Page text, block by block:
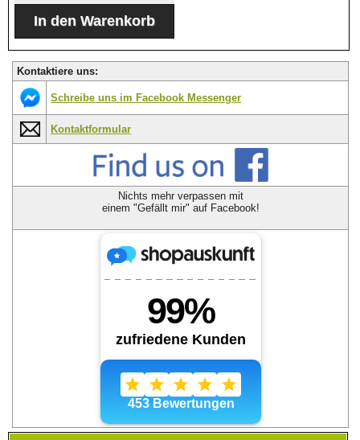
Kontaktiere uns:
Schreibe uns im Facebook Messenger
Kontaktformular
Nichts mehr verpassen mit
einem "Gefällt mir" auf Facebook!